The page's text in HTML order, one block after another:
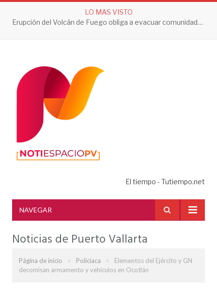
LO MAS VISTO
Erupción del Volcán de Fuego obliga a evacuar comunidades y mantiene en alerta a Guatemala
El tiempo - Tutiempo.net
NAVEGAR
Noticias de Puerto Vallarta
Página de inicio » Policiaca »
Elementos del Ejército y GN
decomisan armamento y vehículos en Ocotlán